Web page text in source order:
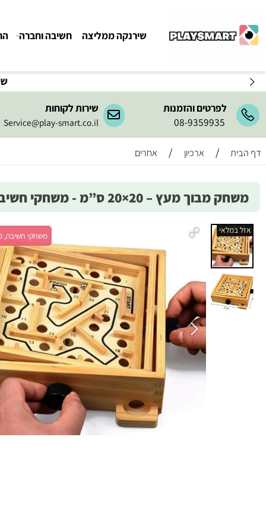
שירות
לפרטים והזמנות
08-9359935
שירות לקוחות
Service@play-smart.co.il
שירנקה ממליצה חשיבה וחברה הרכבה
/ ארכיון / אחרים
מעץ – 20×20 ס”מ - משחקי חשיבה
משחקי חשיבה, מש' 1+, גיל 6+